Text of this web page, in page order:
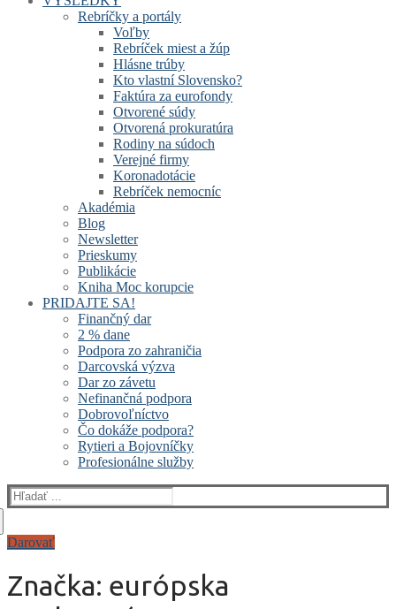
Rebríčky a portály
Voľby
Rebríček miest a žúp
Hlásne trúby
Kto vlastní Slovensko?
Faktúra za eurofondy
Otvorené súdy
Otvorená prokuratúra
Rodiny na súdoch
Verejné firmy
Koronadotácie
Rebríček nemocníc
Akadémia
Blog
Newsletter
Prieskumy
Publikácie
Kniha Moc korupcie
PRIDAJTE SA!
Finančný dar
2 % dane
Podpora zo zahraničia
Darcovská výzva
Dar zo závetu
Nefinančná podpora
Dobrovoľníctvo
Čo dokáže podpora?
Rytieri a Bojovníčky
Profesionálne služby
Hľadať:
Darovať
Značka: európska